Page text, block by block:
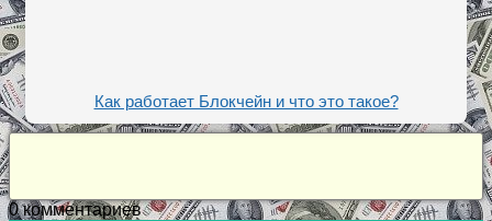
Как работает Блокчейн и что это такое?
0комментариев